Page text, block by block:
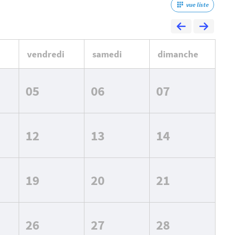
vue liste
vendredi samedi dimanche
05 06 07
12 13 14
19 20 21
26 27 28